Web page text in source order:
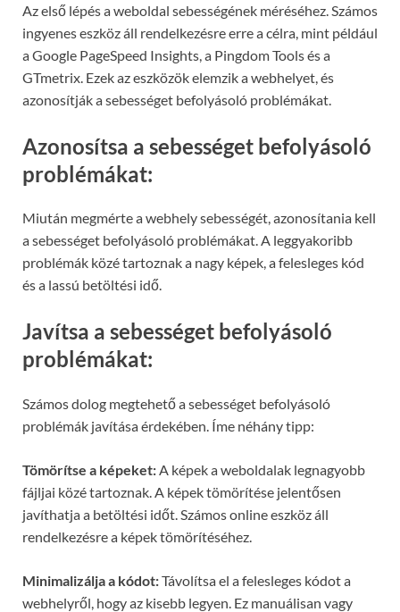
Az első lépés a weboldal sebességének méréséhez. Számos
ingyenes eszköz áll rendelkezésre erre a célra, mint például
a Google PageSpeed Insights, a Pingdom Tools és a
GTmetrix. Ezek az eszközök elemzik a webhelyet, és
azonosítják a sebességet befolyásoló problémákat.
Azonosítsa a sebességet befolyásoló
problémákat:
Miután megmérte a webhely sebességét, azonosítania kell
a sebességet befolyásoló problémákat. A leggyakoribb
problémák közé tartoznak a nagy képek, a felesleges kód
és a lassú betöltési idő.
Javítsa a sebességet befolyásoló
problémákat:
Számos dolog megtehető a sebességet befolyásoló
problémák javítása érdekében. Íme néhány tipp:
Tömörítse a képeket: A képek a weboldalak legnagyobb
fájljai közé tartoznak. A képek tömörítése jelentősen
javíthatja a betöltési időt. Számos online eszköz áll
rendelkezésre a képek tömörítéséhez.
Minimalizálja a kódot:Távolítsa el a felesleges kódot a
webhelyről, hogy az kisebb legyen. Ez manuálisan vagy